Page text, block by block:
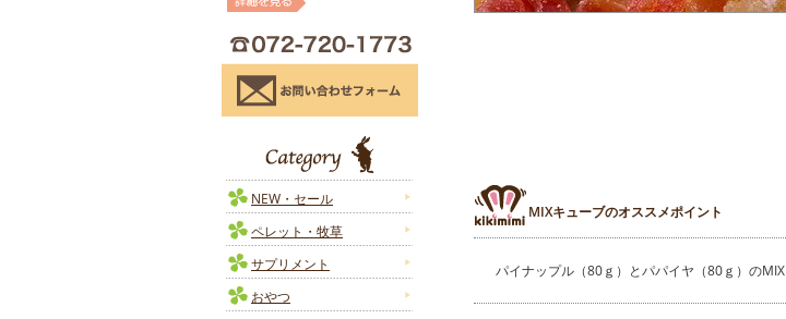
NEW・セール
ペレット・牧草
サプリメント
おやつ
MIXキューブのオススメポイント
パイナップル（80ｇ）とパパイヤ（80ｇ）のMIX